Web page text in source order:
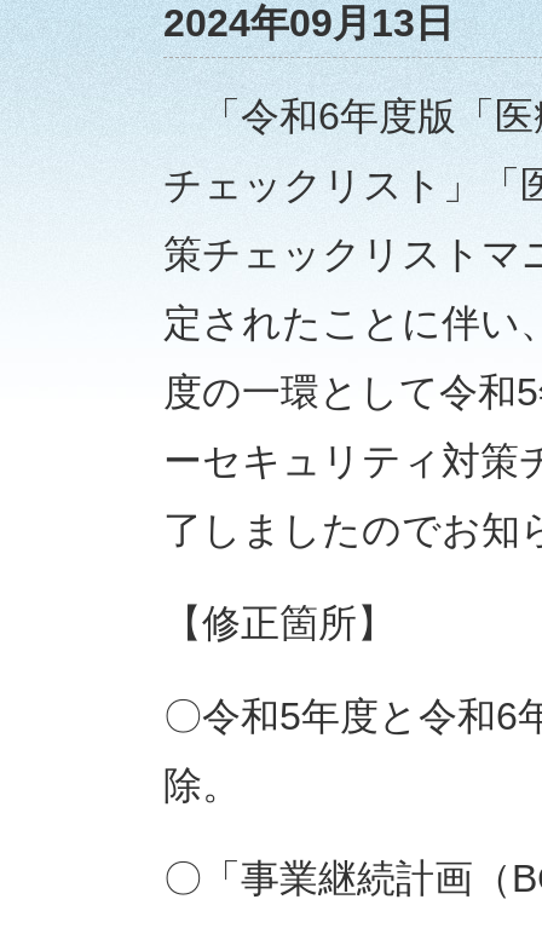
2024年09月13日
「令和6年度版「医
チェックリスト」「
策チェックリストマ
定されたことに伴い
度の一環として令和
ーセキュリティ対策
了しましたのでお知
【修正箇所】
〇令和5年度と令和6
除。
〇「事業継続計画（